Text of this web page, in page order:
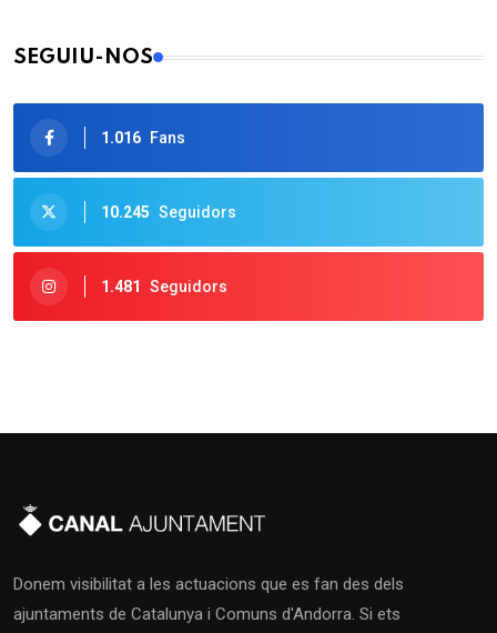
SEGUIU-NOS
1.016 Fans
10.245 Seguidors
1.481 Seguidors
Donem visibilitat a les actuacions que es fan des dels
ajuntaments de Catalunya i Comuns d'Andorra. Si ets